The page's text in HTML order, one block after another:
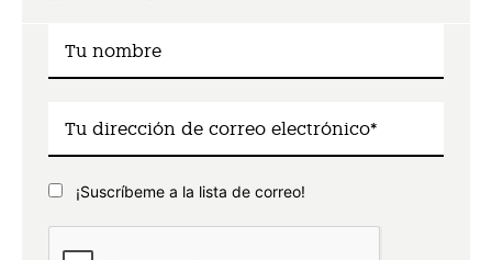
¡Suscríbeme a la lista de correo!